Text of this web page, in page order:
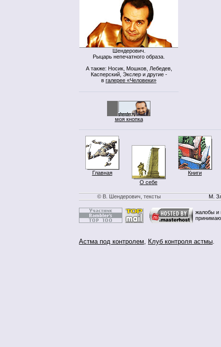
Шендерович.
Рыцарь непечатного образа.
А также: Носик, Мошков, Лебедев,
Касперский, Экслер и другие -
в галерее «Человеки»
моя кнопка
Главная
О себе
Книги
© В. Шендерович, тексты М.
жалобы и
Астма под контролем, Клуб контроля астмы.